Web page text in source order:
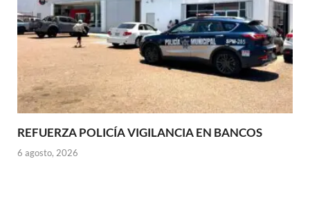
REFUERZA POLICÍA VIGILANCIA EN BANCOS
6 agosto, 2026